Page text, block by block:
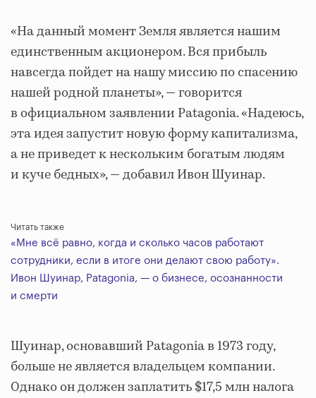
«На данный момент Земля является нашим
единственным акционером. Вся прибыль
навсегда пойдет на нашу миссию по спасению
нашей родной планеты», — говорится
в официальном заявлении Patagonia. «Надеюсь,
эта идея запустит новую форму капитализма,
а не приведет к нескольким богатым людям
и куче бедных», — добавил Ивон Шуинар.
Читать также
«Мне всё равно, когда и сколько часов работают
сотрудники, если в итоге они делают свою работу».
Ивон Шуинар, Patagonia, — о бизнесе, осознанности
и смерти
Шуинар, основавший Patagonia в 1973 году,
больше не является владельцем компании.
Однако он должен заплатить $17,5 млн налога